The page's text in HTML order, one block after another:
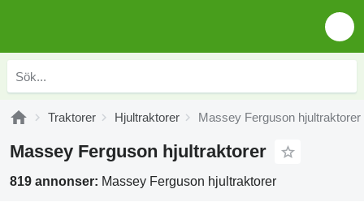
Traktorer Hjultraktorer Massey Ferguson hjultraktorer
Massey Ferguson hjultraktorer
819 annonser: Massey Ferguson hjultraktorer